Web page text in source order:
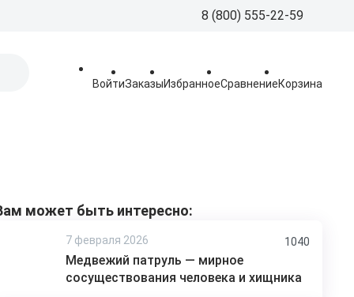
8 (800) 555-22-59
Call-Centre
ВойтиЗаказыИзбранноеСравнениеКорзина
может быть интересно:
7 февраля 2026 1040
Медвежий патруль — мирное
сосуществования человека и хищника